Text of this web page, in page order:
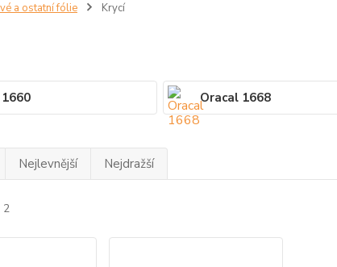
a ostatní fólie Krycí
Oracal 1668
Nejlevnější Nejdražší
2